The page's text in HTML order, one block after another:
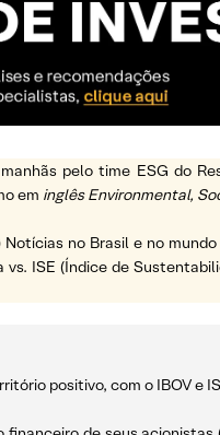
pelo time ESG do
em inglês Environmental,
Notícias no Brasil e no
ISE (Índice de
positivo, com o IBOV e